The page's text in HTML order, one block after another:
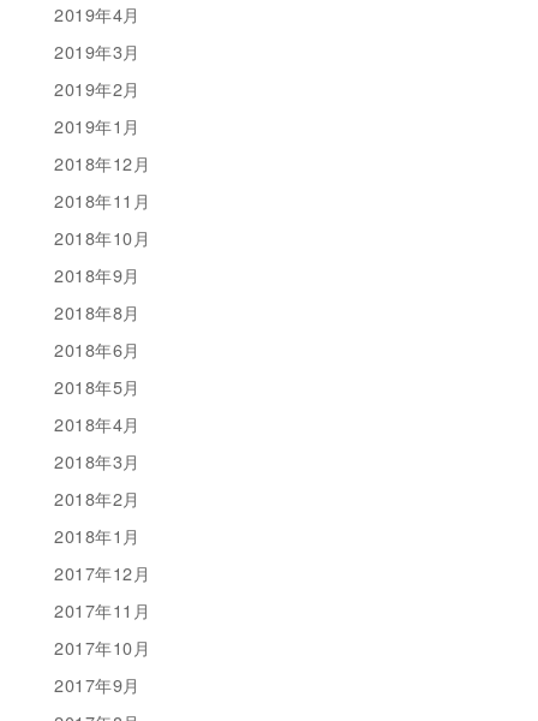
2019年4月
2019年3月
2019年2月
2019年1月
2018年12月
2018年11月
2018年10月
2018年9月
2018年8月
2018年6月
2018年5月
2018年4月
2018年3月
2018年2月
2018年1月
2017年12月
2017年11月
2017年10月
2017年9月